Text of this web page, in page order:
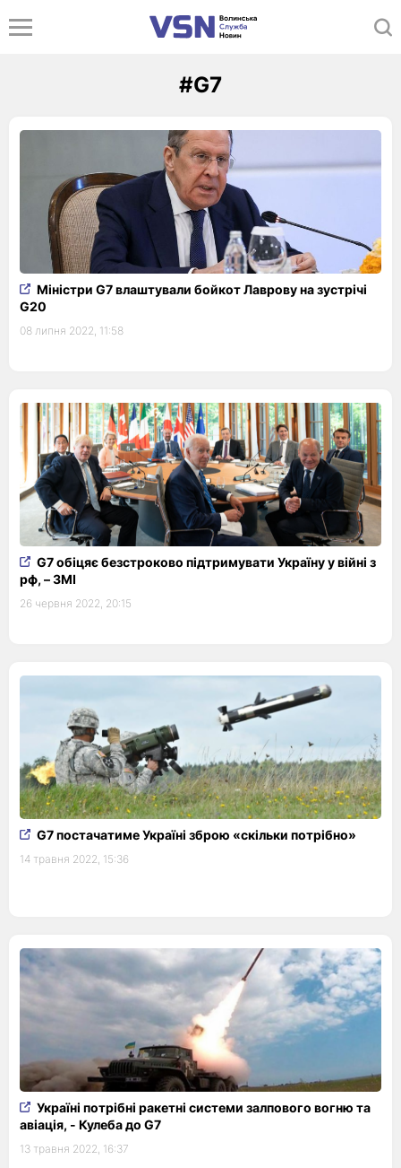
#G7
Міністри G7 влаштували бойкот Лаврову на зустрічі
G20
08 липня 2022, 11:58
G7 обіцяє безстроково підтримувати Україну у війні з
рф, – ЗМІ
26 червня 2022, 20:15
G7 постачатиме Україні зброю «скільки потрібно»
14 травня 2022, 15:36
Україні потрібні ракетні системи залпового вогню та
авіація, - Кулеба до G7
13 травня 2022, 16:37